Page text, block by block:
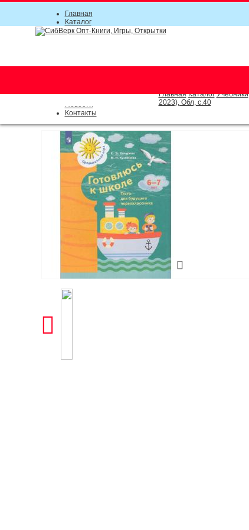
Главная
Каталог
Прайс-листы
Доставка
Новости
Контакты
Главная Каталог Учебники
2023), Обл, c.40